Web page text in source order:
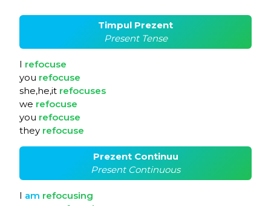
Timpul Prezent
Present Tense
I refocuse
you refocuse
she,he,it refocuses
we refocuse
you refocuse
they refocuse
Prezent Continuu
Present Continuous
I am refocusing